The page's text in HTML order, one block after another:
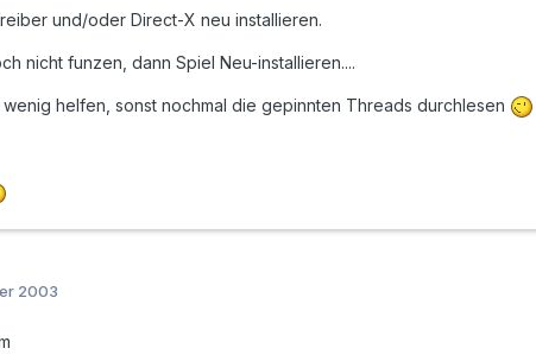
und/oder Direct-X neu installieren.
nicht funzen, dann Spiel Neu-installieren....
helfen, sonst nochmal die gepinnten Threads durchlesen
2003